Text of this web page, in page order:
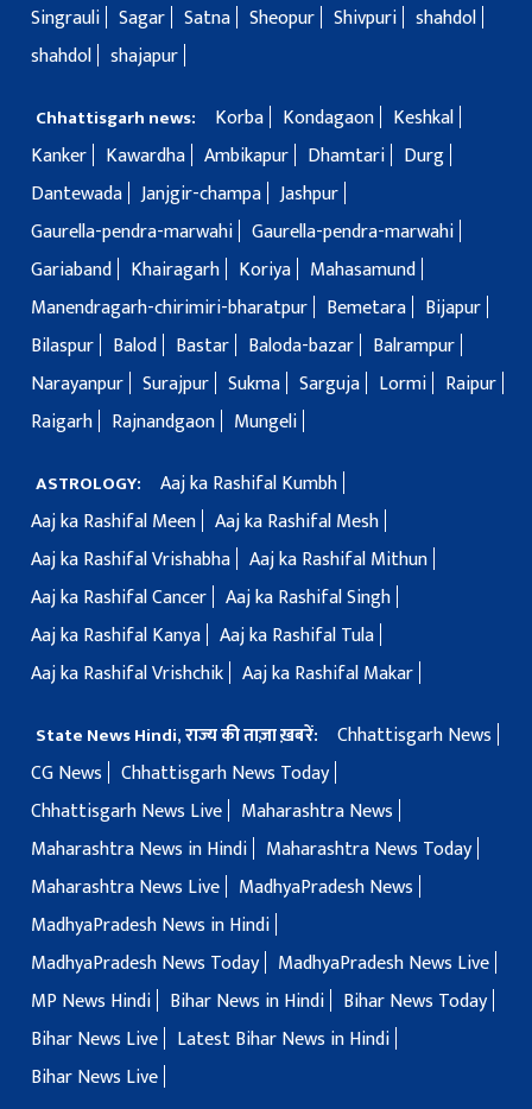
Singrauli Sagar Satna Sheopur Shivpuri shahdol
shahdol shajapur
Chhattisgarh news: Korba Kondagaon
Keshkal
Kanker
Kawardha Ambikapur Dhamtari
Durg
Dantewada Janjgir-champa Jashpur
Gaurella-pendra-marwahi Gaurella-pendra-marwahi
Gariaband
Khairagarh Koriya
Mahasamund
Manendragarh-chirimiri-bharatpur
Bemetara
Bijapur
Bilaspur
Balod Bastar Baloda-bazar
Balrampur
Narayanpur Surajpur Sukma Sarguja Lormi
Raipur
Raigarh
Rajnandgaon Mungeli
ASTROLOGY:
Aaj ka Rashifal Kumbh
Aaj ka Rashifal Meen Aaj ka Rashifal Mesh
Aaj ka Rashifal Vrishabha Aaj ka Rashifal Mithun
Aaj ka Rashifal Cancer Aaj ka Rashifal Singh
Aaj ka Rashifal Kanya Aaj ka Rashifal Tula
Aaj ka Rashifal Vrishchik Aaj ka Rashifal Makar
State News Hindi, राज्य की ताज़ा ख़बरें:
Chhattisgarh News
CG News
Chhattisgarh News Today
Chhattisgarh News Live
Maharashtra News
Maharashtra News in Hindi
Maharashtra News Today
Maharashtra News Live
MadhyaPradesh News
MadhyaPradesh News in Hindi
MadhyaPradesh News Today
MadhyaPradesh News Live
MP News Hindi
Bihar News in Hindi
Bihar News Today
Bihar News Live
Latest Bihar News in Hindi
Bihar News Live